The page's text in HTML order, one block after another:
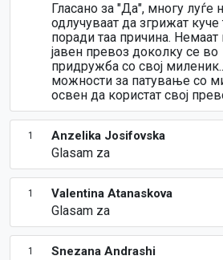
Гласано за "Да", многу луѓе
одлучуваат да згрижат
поради таа причина. Немаат
јавен превоз доколку се во
придружба со свој
можности за патување со
освен да користат свој
1 Anzelika Josifovska
Glasam za
1 Valentina Atanaskova
Glasam za
1 Snezana Andrashi